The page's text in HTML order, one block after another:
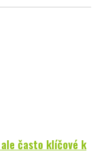
často klíčové k